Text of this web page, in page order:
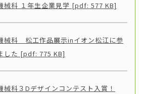
械科 １年生企業見学 [pdf: 577 KB]
械科 松工作品展示inイオン松江に参
した [pdf: 775 KB]
械科３Dデザインコンテスト入賞！